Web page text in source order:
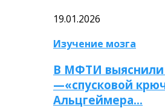
19.01.2026
Изучение мозга
В МФТИ выяснили
—«спусковой
Альцгеймера…